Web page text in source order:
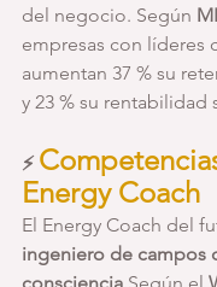
del negocio. Según
empresas con líderes
aumentan 37 % su
y 23 % su rentabilidad
⚡
Energy Coach
El Energy Coach del
ingeniero de campos
consciencia.Según el